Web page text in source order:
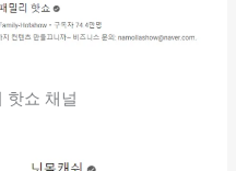
핫쇼 채널